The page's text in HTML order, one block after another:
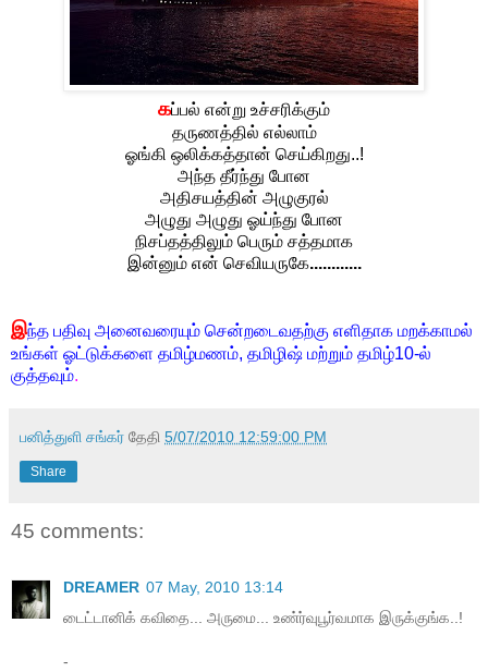
கப்பல் என்று உச்சரிக்கும்
தருணத்தில் எல்லாம்
ஓங்கி ஒலிக்கத்தான் செய்கிறது..!
அந்த தீர்ந்து போன
அதிசயத்தின் அழுகுரல்
அழுது அழுது ஓய்ந்து போன
நிசப்தத்திலும் பெரும் சத்தமாக
இன்னும் என் செவியருகே............
இந்த பதிவு அனைவரையும் சென்றடைவதற்கு எளிதாக மறக்காமல்
உங்கள் ஓட்டுக்களை தமிழ்மணம், தமிழிஷ் மற்றும் தமிழ்10-ல்
குத்தவும்.
பனித்துளி சங்கர் தேதி 5/07/2010 12:59:00 PM
Share
45 comments:
DREAMER 07 May, 2010 13:14
டைட்டானிக் கவிதை... அருமை... உண்ர்வுபூர்வமாக இருக்குங்க..!
-